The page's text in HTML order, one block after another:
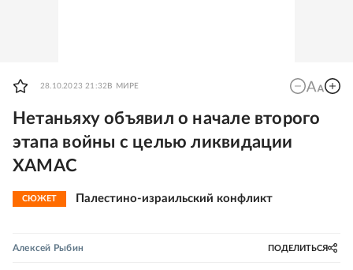
28.10.2023 21:32 В МИРЕ
Нетаньяху объявил о начале второго
этапа войны с целью ликвидации
ХАМАС
СЮЖЕТ Палестино-израильский конфликт
Алексей Рыбин ПОДЕЛИТЬСЯ